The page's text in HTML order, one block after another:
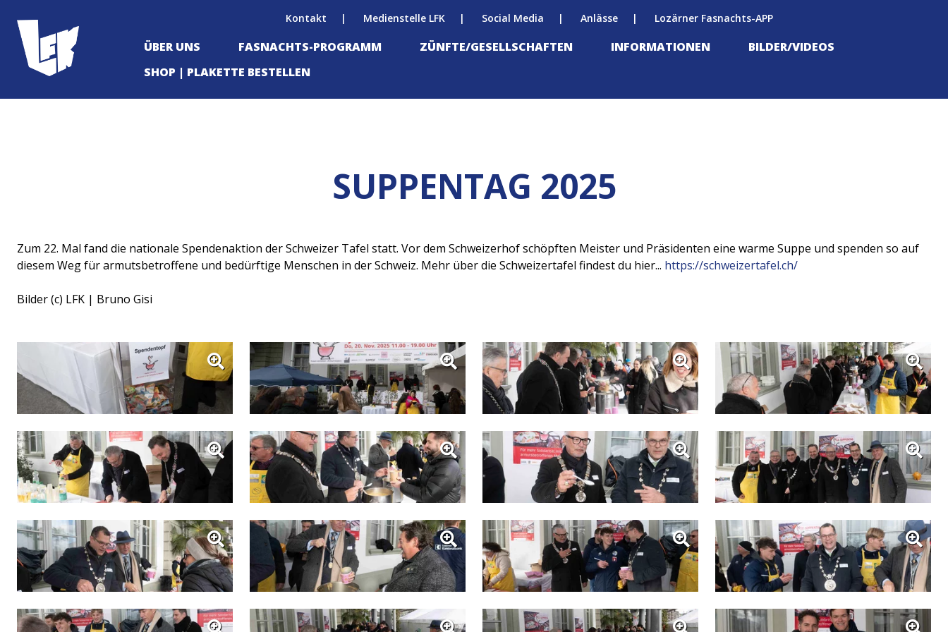
ÜBER UNS FASNACHTS-PROGRAMM ZÜNFTE/GESELLSCHAFTEN INFORMATIONEN
BILDER/VIDEOS
SHOP | PLAKETTE BESTELLEN
Kontakt Medienstelle LFK Social Media Anlässe Lozärner Fasnachts-APP
SUPPENTAG 2025
Zum 22. Mal fand die nationale Spendenaktion der Schweizer Tafel statt. Vor dem Schweizerhof schöpften Meister und Präsidenten eine warme Suppe und spenden so auf
diesem Weg für armutsbetroffene und bedürftige Menschen in der Schweiz. Mehr über die Schweizertafel findest du hier... https://schweizertafel.ch/
Bilder (c) LFK | Bruno Gisi